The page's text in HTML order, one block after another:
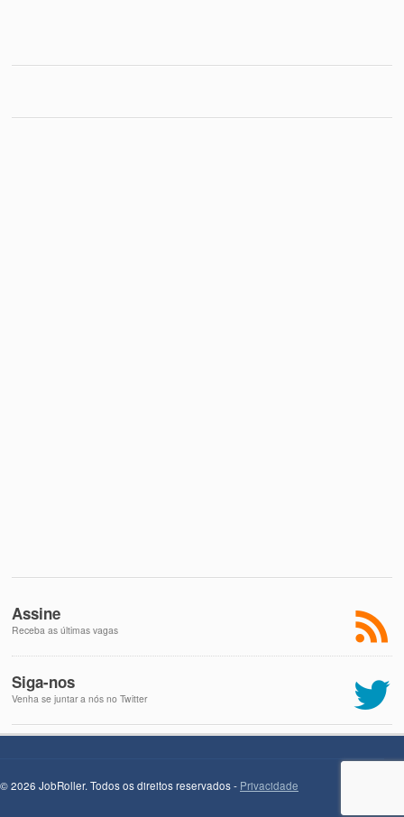
Assine
Receba as últimas vagas
Siga-nos
Venha se juntar a nós no Twitter
© 2026 JobRoller. Todos os direitos reservados - Privacidade